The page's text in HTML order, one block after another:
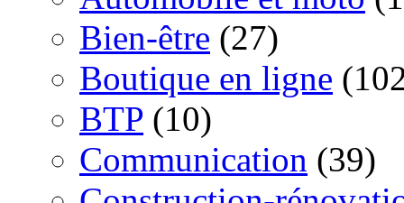
Bien-être (27)
Boutique en ligne
BTP (10)
Communication (39)